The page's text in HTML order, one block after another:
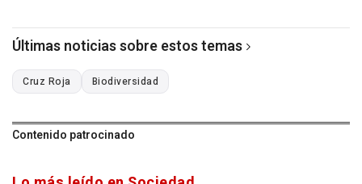
Últimas noticias sobre estos temas
Cruz Roja Biodiversidad
Contenido patrocinado